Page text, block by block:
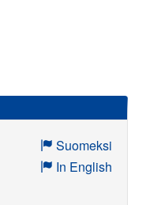
Suomeksi
In English